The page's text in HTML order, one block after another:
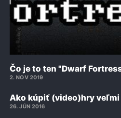
Čo je to ten "Dwarf
2. NOV 2019
Ako kúpiť (video)hry veľmi
26. JÚN 2016